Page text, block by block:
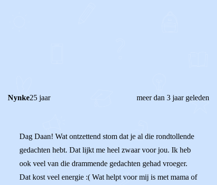
Nynke25 jaar meer dan 3 jaar geleden
Dag Daan! Wat ontzettend stom dat je al die rondtollende
gedachten hebt. Dat lijkt me heel zwaar voor jou. Ik heb
ook veel van die drammende gedachten gehad vroeger.
Dat kost veel energie :( Wat helpt voor mij is met mama of